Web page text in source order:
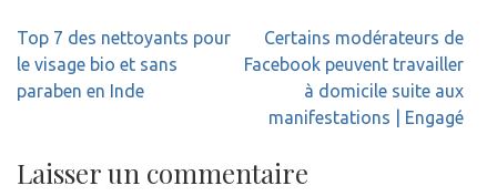
Navigation
de
l’article
Top 7 des nettoyants pour
le visage bio et sans
paraben en Inde
Certains modérateurs de
Facebook peuvent travailler
à domicile suite aux
manifestations | Engagé
Laisser un commentaire